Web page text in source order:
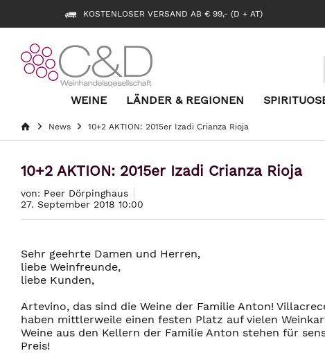
KOSTENLOSER VERSAND AB € 99,- (D + AT)
WEINE LÄNDER & REGIONEN
News 10+2 AKTION: 2015er Izadi Crianza Rioja
10+2 AKTION: 2015er Izadi Crianza Rioja
von: Peer Dörpinghaus
27. September 2018 10:00
Sehr geehrte Damen und Herren,
liebe Weinfreunde,
liebe Kunden,
Artevino, das sind die Weine der Familie Anton!
haben mittlerweile einen festen Platz auf vielen
Weine aus den Kellern der Familie Anton stehen für
Preis!